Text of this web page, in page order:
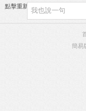
點擊重新加載
簡易